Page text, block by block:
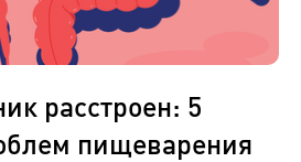
расстроен: 5
пищеварения